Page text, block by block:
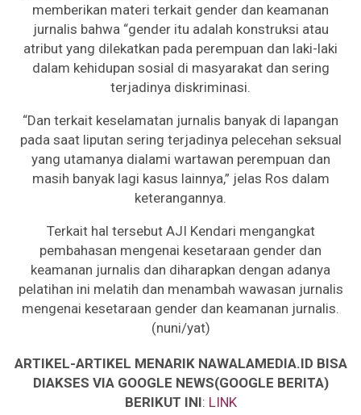
memberikan materi terkait gender dan keamanan
jurnalis bahwa “gender itu adalah konstruksi atau
atribut yang dilekatkan pada perempuan dan laki-laki
dalam kehidupan sosial di masyarakat dan sering
terjadinya diskriminasi.
“Dan terkait keselamatan jurnalis banyak di lapangan
pada saat liputan sering terjadinya pelecehan seksual
yang utamanya dialami wartawan perempuan dan
masih banyak lagi kasus lainnya,” jelas Ros dalam
keterangannya.
Terkait hal tersebut AJI Kendari mengangkat
pembahasan mengenai kesetaraan gender dan
keamanan jurnalis dan diharapkan dengan adanya
pelatihan ini melatih dan menambah wawasan jurnalis
mengenai kesetaraan gender dan keamanan jurnalis.
(nuni/yat)
ARTIKEL-ARTIKEL MENARIK NAWALAMEDIA.ID BISA
DIAKSES VIA GOOGLE NEWS(GOOGLE BERITA)
BERIKUT INI: LINK